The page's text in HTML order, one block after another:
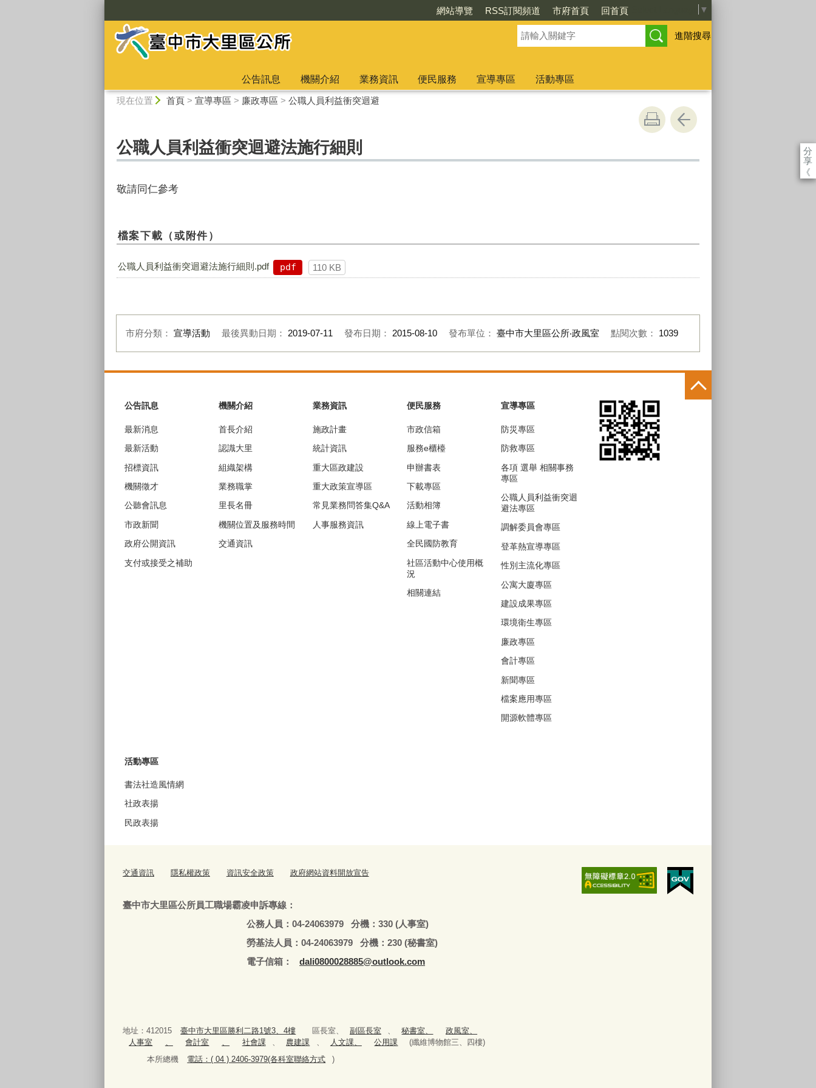
網站導覽 RSS訂閱頻道 市府首頁 回首頁 ▼
進階搜尋
公告訊息 機關介紹 業務資訊 便民服務 宣導專區
活動專區
現在位置 首頁> 宣導專區 > 廉政專區 > 公職人員利益衝突迴避
分
享
《
公職人員利益衝突迴避法施行細則
敬請同仁參考
檔案下載（或附件）
公職人員利益衝突迴避法施行細則.pdf pdf 110 KB
市府分類： 宣導活動 最後異動日期： 2019-07-11 發布日期： 2015-08-10 發布單位： 臺中市大里區公所‧政風室 點閱次數： 1039
公告訊息
最新消息
最新活動
招標資訊
機關徵才
公聽會訊息
市政新聞
政府公開資訊
支付或接受之補助
機關介紹
首長介紹
認識大里
組織架構
業務職掌
里長名冊
機關位置及服務時間
交通資訊
業務資訊
施政計畫
統計資訊
重大區政建設
重大政策宣導區
常見業務問答集Q&A
人事服務資訊
便民服務
市政信箱
服務e櫃檯
申辦書表
下載專區
活動相簿
線上電子書
全民國防教育
社區活動中心使用概
況
相關連結
宣導專區
防災專區
防救專區
各項 選舉 相關事務
專區
公職人員利益衝突迴
避法專區
調解委員會專區
登革熱宣導專區
性別主流化專區
公寓大廈專區
建設成果專區
環境衛生專區
廉政專區
會計專區
新聞專區
檔案應用專區
開源軟體專區
活動專區
書法社造風情網
社政表揚
民政表揚
交通資訊 隱私權政策 資訊安全政策 政府網站資料開放宣告
臺中市大里區公所員工職場霸凌申訴專線：
公務人員：04-24063979 分機：330 (人事室)
勞基法人員：04-24063979 分機：230 (秘書室)
電子信箱：
dali0800028885@outlook.com
地址：412015 臺中市大里區勝利二路1號3、4樓 區長室、 副區長室 、 秘書室、
政風室、
人事室
、 會計室 、 社會課 、 農建課 、 人文課、 公用課
(纖維博物館三、四樓)
本所總機
電話：( 04 ) 2406-3979(各科室聯絡方式 )